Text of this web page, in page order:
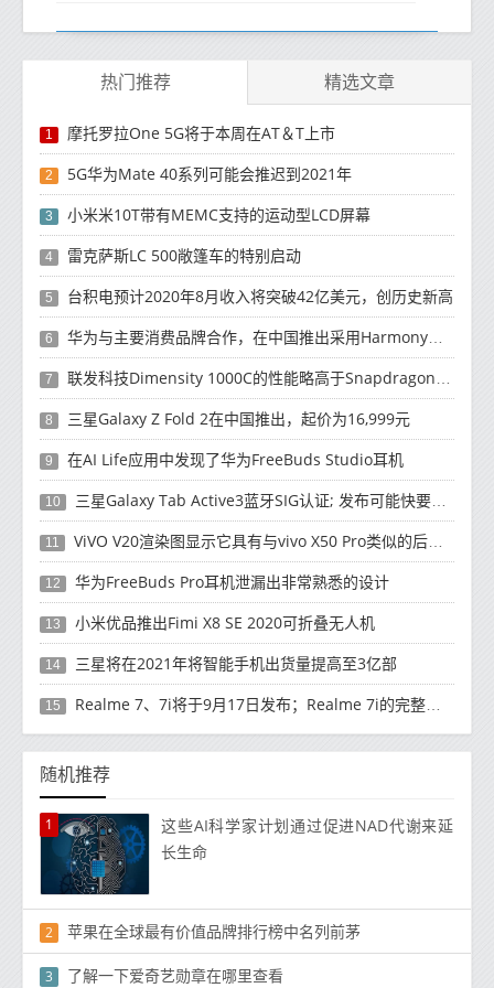
热门推荐 精选文章
1 摩托罗拉One 5G将于本周在AT＆T上市
2 5G华为Mate 40系列可能会推迟到2021年
3 小米米10T带有MEMC支持的运动型LCD屏幕
4 雷克萨斯LC 500敞篷车的特别启动
5 台积电预计2020年8月收入将突破42亿美元，创历史新高
6 华为与主要消费品牌合作，在中国推出采用HarmonyOS 2.0的智能家居产品
7 联发科技Dimensity 1000C的性能略高于Snapdragon 765G
8 三星Galaxy Z Fold 2在中国推出，起价为16,999元
9 在AI Life应用中发现了华为FreeBuds Studio耳机
10 三星Galaxy Tab Active3蓝牙SIG认证; 发布可能快要结束了
11 ViVO V20渲染图显示它具有与vivo X50 Pro类似的后部设计
12 华为FreeBuds Pro耳机泄漏出非常熟悉的设计
13 小米优品推出Fimi X8 SE 2020可折叠无人机
14 三星将在2021年将智能手机出货量提高至3亿部
15 Realme 7、7i将于9月17日发布；Realme 7i的完整规格并导致泄漏
随机推荐
1
这些AI科学家计划通过促进NAD代谢来延
长生命
2 苹果在全球最有价值品牌排行榜中名列前茅
3 了解一下爱奇艺勋章在哪里查看